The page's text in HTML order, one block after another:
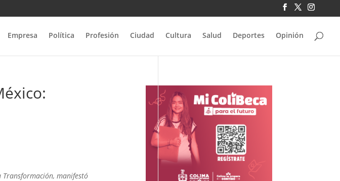
Empresa Política Profesión Ciudad Cultura Salud Deportes Opinión
manifestó